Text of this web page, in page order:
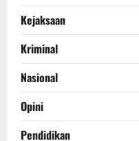
Kejaksaan
Kriminal
Nasional
Opini
Pendidikan